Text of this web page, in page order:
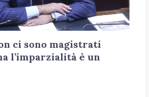
ci sono magistrati
l’imparzialità è un